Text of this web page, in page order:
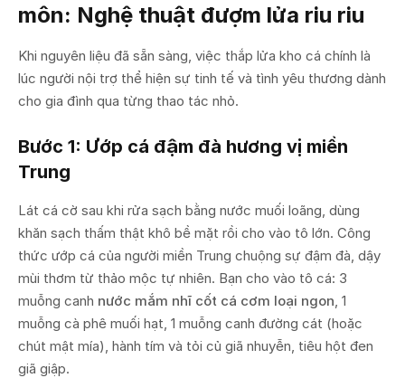
môn: Nghệ thuật đượm lửa riu riu
Khi nguyên liệu đã sẵn sàng, việc thắp lửa kho cá chính là
lúc người nội trợ thể hiện sự tinh tế và tình yêu thương dành
cho gia đình qua từng thao tác nhỏ.
Bước 1: Ướp cá đậm đà hương vị miền
Trung
Lát cá cờ sau khi rửa sạch bằng nước muối loãng, dùng
khăn sạch thấm thật khô bề mặt rồi cho vào tô lớn. Công
thức ướp cá của người miền Trung chuộng sự đậm đà, dậy
mùi thơm từ thảo mộc tự nhiên. Bạn cho vào tô cá: 3
muỗng canh nước mắm nhĩ cốt cá cơm loại ngon , 1
muỗng cà phê muối hạt, 1 muỗng canh đường cát (hoặc
chút mật mía), hành tím và tỏi củ giã nhuyễn, tiêu hột đen
giã giập.